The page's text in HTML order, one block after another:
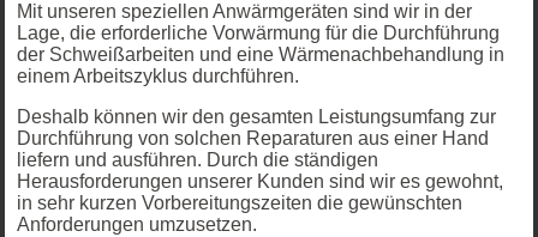
Mit unseren speziellen Anwärmgeräten sind wir in der
Lage, die erforderliche Vorwärmung für die Durchführung
der Schweißarbeiten und eine Wärmenachbehandlung in
einem Arbeitszyklus durchführen.
Deshalb können wir den gesamten Leistungsumfang zur
Durchführung von solchen Reparaturen aus einer Hand
liefern und ausführen. Durch die ständigen
Herausforderungen unserer Kunden sind wir es gewohnt,
in sehr kurzen Vorbereitungszeiten die gewünschten
Anforderungen umzusetzen.